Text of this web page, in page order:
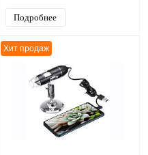
Подробнее
Хит продаж